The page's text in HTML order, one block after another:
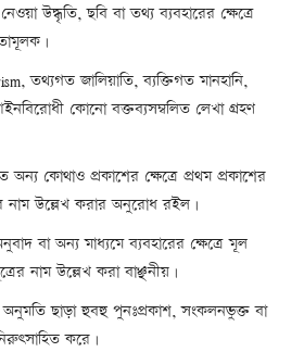
উদ্ধৃতি, ছবি বা তথ্য ব্যবহারের ক্ষেত্রে
তথ্যগত জালিয়াতি, ব্যক্তিগত মানহানি,
কোনো বক্তব্যসম্বলিত লেখা গ্রহণ
অন্য কোথাও প্রকাশের ক্ষেত্রে প্রথম প্রকাশের
নাম উল্লেখ করার অনুরোধ রইল।
বা অন্য মাধ্যমে ব্যবহারের ক্ষেত্রে মূল
নাম উল্লেখ করা বাঞ্ছনীয়।
অনুমতি ছাড়া হুবহু পুনঃপ্রকাশ, সংকলনভুক্ত বা
করে।